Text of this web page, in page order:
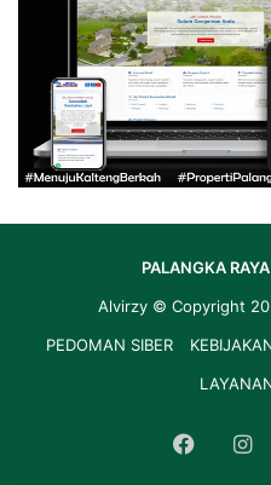
PALANGKA
Alvirzy © Copyright
PEDOMAN SIBER